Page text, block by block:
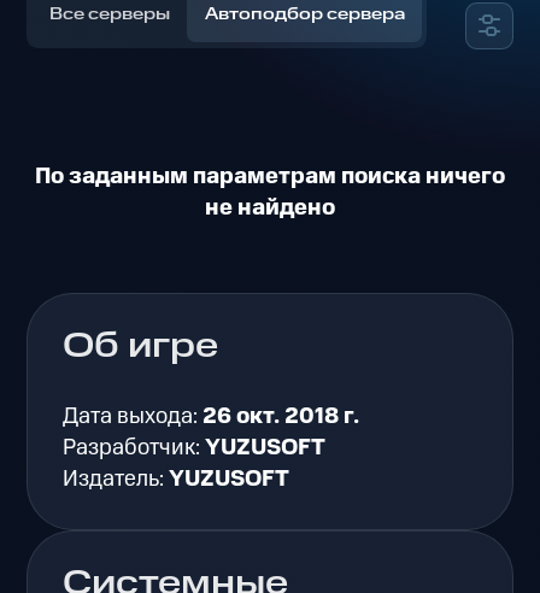
Все серверы Автоподбор сервера
По заданным параметрам поиска ничего
не найдено
Об игре
Дата выхода: 26 окт. 2018 г.
Разработчик:YUZUSOFT
Издатель:YUZUSOFT